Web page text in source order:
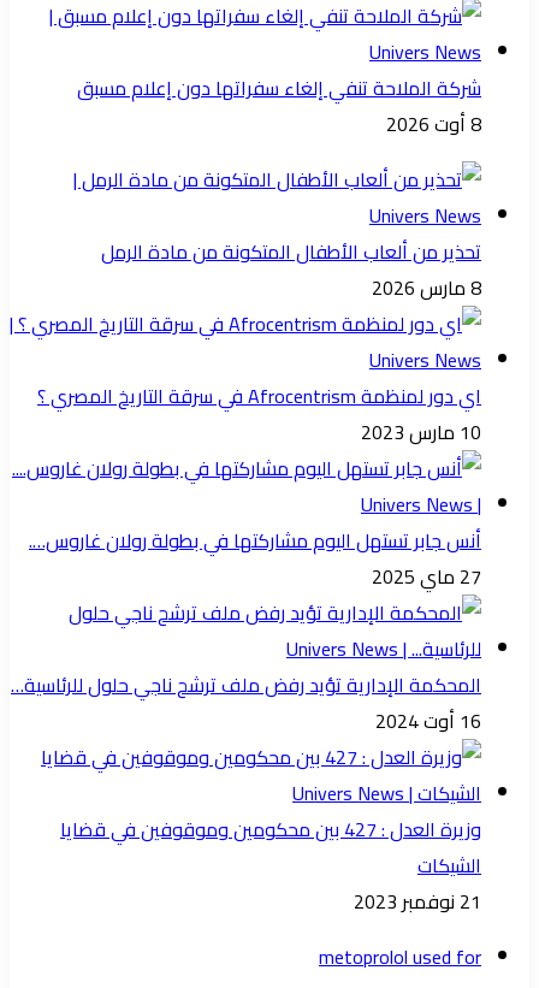
شركة الملاحة تنفي إلغاء سفراتها دون إعلام مسبق
8 أوت 2026
تحذير من ألعاب الأطفال المتكونة من مادة الرمل
8 مارس 2026
اي دور لمنظمة Afrocentrism في سرقة التاريخ المصري ؟
10 مارس 2023
أنس جابر تستهل اليوم مشاركتها في بطولة رولان غاروس….
27 ماي 2025
المحكمة الإدارية تؤيد رفض ملف ترشح ناجي حلول للرئاسية…
16 أوت 2024
وزيرة العدل : 427 بين محكومين وموقوفين في قضايا
الشيكات
21 نوفمبر 2023
metoprolol used for